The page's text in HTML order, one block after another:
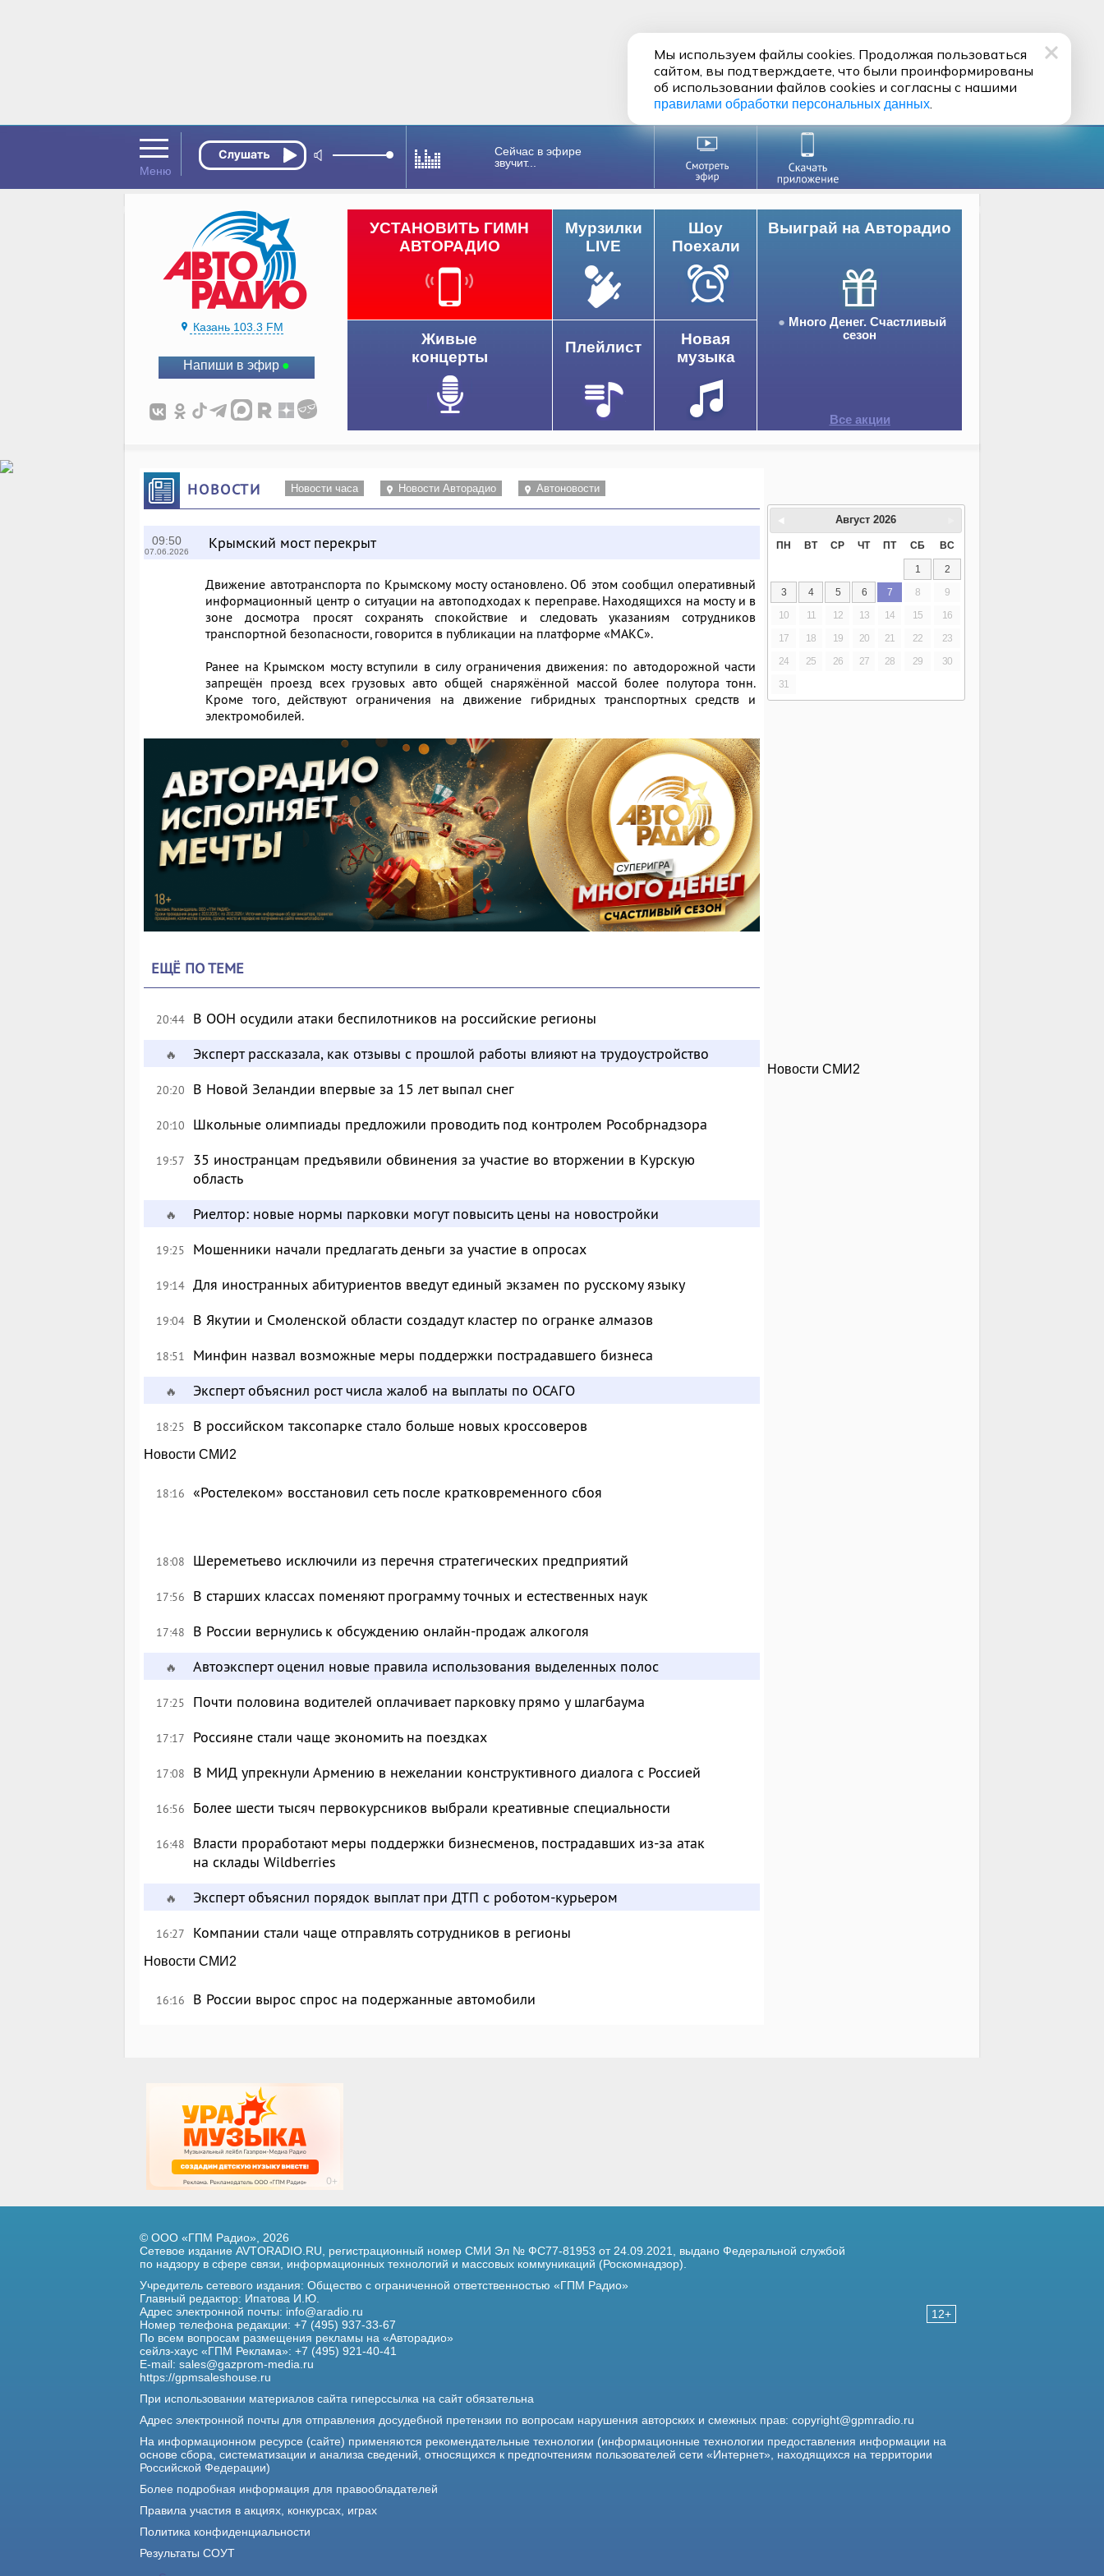
Сейчас в эфире
звучит...
Казань 103.3 FM
Напиши в эфир
Выиграй на Авторадио
Много Денег. Счастливый
сезон
Все акции
УСТАНОВИТЬ ГИМН
АВТОРАДИО
Мурзилки
LIVE
Шоу
Поехали
Живые
концерты
Плейлист
Новая
музыка
НОВОСТИ Новости часа Новости Авторадио Автоновости
09:50
07.06.2026 Крымский мост перекрыт
Движение автотранспорта по Крымскому мосту остановлено. Об этом сообщил оперативный
информационный центр о ситуации на автоподходах к переправе. Находящихся на мосту и в
зоне досмотра просят сохранять спокойствие и следовать указаниям сотрудников
транспортной безопасности, говорится в публикации на платформе «МАКС».
Ранее на Крымском мосту вступили в силу ограничения движения: по автодорожной части
запрещён проезд всех грузовых авто общей снаряжённой массой более полутора тонн.
Кроме того, действуют ограничения на движение гибридных транспортных средств и
электромобилей.
ЕЩЁ ПО ТЕМЕ
20:44 В ООН осудили атаки беспилотников на российские регионы
🔥 Эксперт рассказала, как отзывы с прошлой работы влияют на трудоустройство
20:20 В Новой Зеландии впервые за 15 лет выпал снег
20:10 Школьные олимпиады предложили проводить под контролем Рособрнадзора
19:57
35 иностранцам предъявили обвинения за участие во вторжении в Курскую
область
🔥 Риелтор: новые нормы парковки могут повысить цены на новостройки
19:25 Мошенники начали предлагать деньги за участие в опросах
19:14 Для иностранных абитуриентов введут единый экзамен по русскому языку
19:04 В Якутии и Смоленской области создадут кластер по огранке алмазов
18:51 Минфин назвал возможные меры поддержки пострадавшего бизнеса
🔥 Эксперт объяснил рост числа жалоб на выплаты по ОСАГО
18:25 В российском таксопарке стало больше новых кроссоверов
Новости СМИ2
18:16 «Ростелеком» восстановил сеть после кратковременного сбоя
18:08 Шереметьево исключили из перечня стратегических предприятий
17:56 В старших классах поменяют программу точных и естественных наук
17:48 В России вернулись к обсуждению онлайн-продаж алкоголя
🔥 Автоэксперт оценил новые правила использования выделенных полос
17:25 Почти половина водителей оплачивает парковку прямо у шлагбаума
17:17 Россияне стали чаще экономить на поездках
17:08 В МИД упрекнули Армению в нежелании конструктивного диалога с Россией
16:56 Более шести тысяч первокурсников выбрали креативные специальности
16:48
Власти проработают меры поддержки бизнесменов, пострадавших из-за атак
на склады Wildberries
🔥 Эксперт объяснил порядок выплат при ДТП с роботом-курьером
16:27 Компании стали чаще отправлять сотрудников в регионы
Новости СМИ2
16:16 В России вырос спрос на подержанные автомобили
Август 2026
ПН ВТ СР ЧТ ПТ СБ ВС
1
2
3
4 5 6 7 8
9
10
11 12 13 14 15
16
17
18 19 20 21 22
23
24
25 26 27 28 29
30
31
Новости СМИ2
12+
© ООО «ГПМ Радио», 2026
Сетевое издание AVTORADIO.RU, регистрационный номер СМИ Эл № ФС77-81953 от 24.09.2021, выдано Федеральной службой
по надзору в сфере связи, информационных технологий и массовых коммуникаций (Роскомнадзор).
Учредитель сетевого издания: Общество с ограниченной ответственностью «ГПМ Радио»
Главный редактор: Ипатова И.Ю.
Адрес электронной почты: info@aradio.ru
Номер телефона редакции: +7 (495) 937-33-67
По всем вопросам размещения рекламы на «Авторадио»
сейлз-хаус «ГПМ Реклама»: +7 (495) 921-40-41
E-mail: sales@gazprom-media.ru
https://gpmsaleshouse.ru
При использовании материалов сайта гиперссылка на сайт обязательна
Адрес электронной почты для отправления досудебной претензии по вопросам нарушения авторских и смежных прав: copyright@gpmradio.ru
На информационном ресурсе (сайте) применяются рекомендательные технологии (информационные технологии предоставления информации на
основе сбора, систематизации и анализа сведений, относящихся к предпочтениям пользователей сети «Интернет», находящихся на территории
Российской Федерации)
Более подробная информация для правообладателей
Правила участия в акциях, конкурсах, играх
Политика конфиденциальности
Результаты СОУТ
Мы используем файлы cookies. Продолжая пользоваться
сайтом, вы подтверждаете, что были проинформированы
об использовании файлов cookies и согласны с нашими
правилами обработки персональных данных.